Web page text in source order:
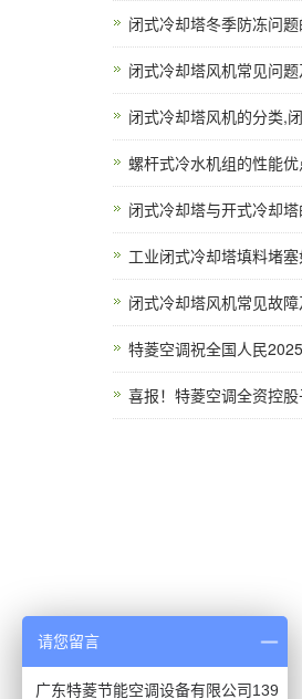
闭式冷却塔冬季防冻问
闭式冷却塔风机常见问
闭式冷却塔风机的分类,
螺杆式冷水机组的性能
闭式冷却塔与开式冷却
工业闭式冷却塔填料堵
闭式冷却塔风机常见故
特菱空调祝全国人民
喜报！特菱空调全资控
请您留言
广东特菱节能空调设备有限公司139